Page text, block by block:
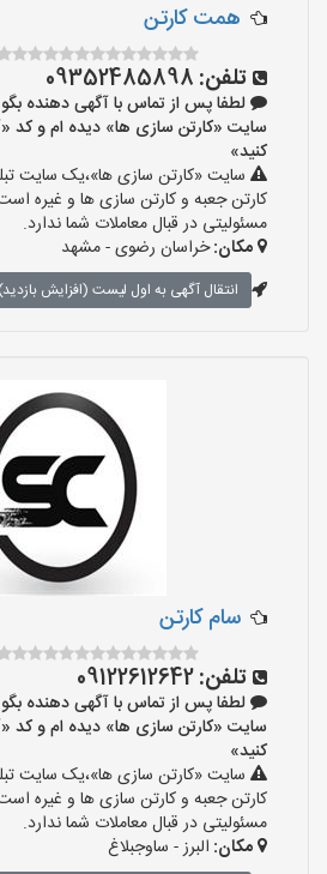
همت کارتن
تلفن: 09352485898
لطفا پس از تماس با آگهی دهنده
کنید»
سایت «کارتن سازی ها»،یک سایت
کارتن جعبه و کارتن سازی ها و غیره
مسئولیتی در قبال معاملات شما ندارد.
مکان:خراسان رضوی - مشهد
انتقال آگهی به اول لیست (افزایش بازدید)
سام کارتن
تلفن:09122612642
لطفا پس از تماس با آگهی دهنده
کنید»
سایت «کارتن سازی ها»،یک سایت
کارتن جعبه و کارتن سازی ها و غیره
مسئولیتی در قبال معاملات شما ندارد.
مکان: البرز - ساوجبلاغ